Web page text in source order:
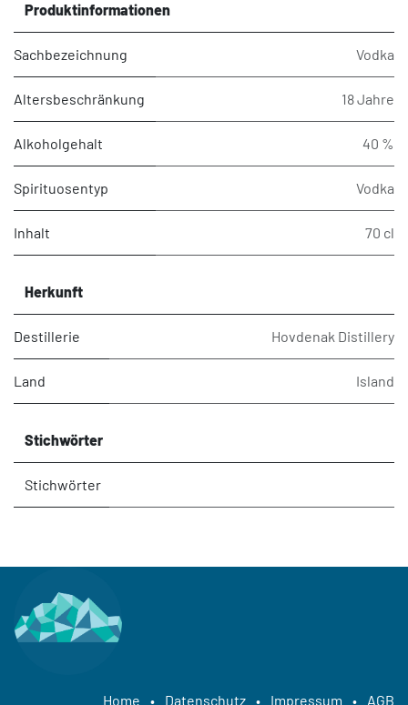
Produktinformationen
Sachbezeichnung Vodka
Altersbeschränkung 18 Jahre
Alkoholgehalt 40 %
Spirituosentyp Vodka
Inhalt 70 cl
Herkunft
Destillerie Hovdenak Distillery
Land Island
Stichwörter
Stichwörter
Home • Datenschutz • Impressum • AGB